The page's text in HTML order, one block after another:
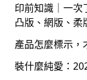
印前知識｜一次
凸版、網版、柔
產品怎麼標示，
裝什麼純愛：